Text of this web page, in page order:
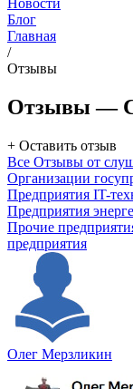
Новости
Блог
Главная
/
Отзывы
Отзывы —
+ Оставить отзыв
Все Отзывы от
Организации
Предприятия IT-
Предприятия
Прочие
предприятия
Олег Мерзликин